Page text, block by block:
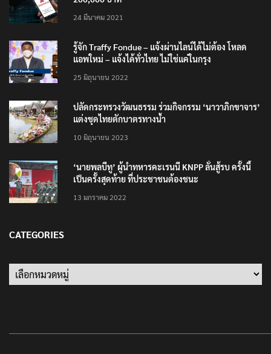
24 มีนาคม 2021
รู้จัก Traffy Fondue – แจ้งผ่านไลน์ได้ไม่ต้อง โหลด
แอพใหม่ – แจ้งได้ทั่วไทย ไม่ใช่แค่ในกรุง
25 มิถุนายน 2022
ปลัดกระทรวงวัฒนธรรม ร่วมกิจกรรม ‘นาวาภิกขาจาร’
แต่งชุดไทยตักบาตรทางน้ำ
10 มิถุนายน 2023
‘นายพลบีทู’ ผู้นำทหารคะเรนนี KNPP ลั่นสู้รบ ครั้งนี้
เป็นครั้งสุดท้าย ที่ประชาชนต้องชนะ
13 มกราคม 2022
CATEGORIES
Categories